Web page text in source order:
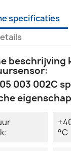
specificaties
beschrijving
003 002C
°C